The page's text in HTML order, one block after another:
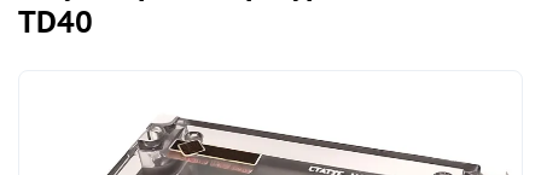
TD40